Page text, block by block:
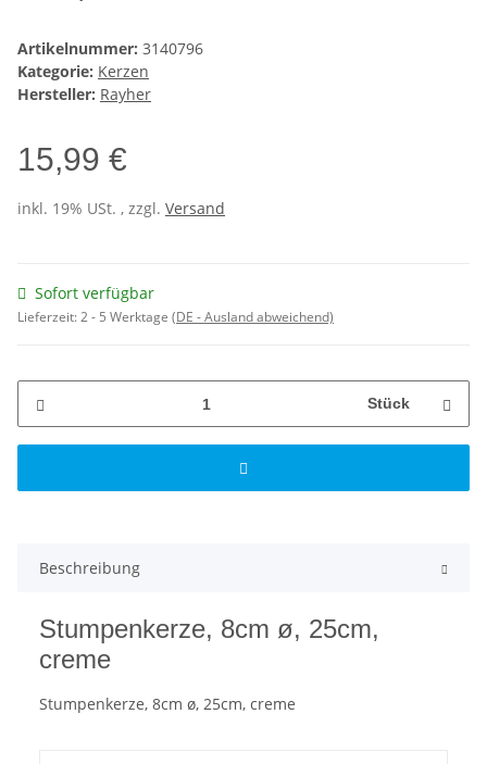
Artikelnummer: 3140796
Kategorie: Kerzen
Hersteller: Rayher
15,99 €
inkl. 19% USt. , zzgl. Versand
Sofort verfügbar
Lieferzeit:2 - 5 Werktage (DE - Ausland abweichend)
Stück
Beschreibung
Stumpenkerze, 8cm ø, 25cm,
creme
Stumpenkerze, 8cm ø, 25cm, creme